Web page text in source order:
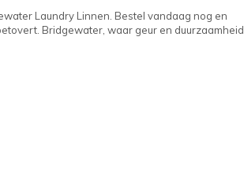
Laundry Linnen. Bestel vandaag nog en
Bridgewater, waar geur en duurzaamheid